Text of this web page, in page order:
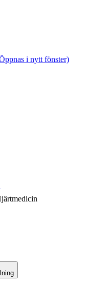
i nytt fönster)